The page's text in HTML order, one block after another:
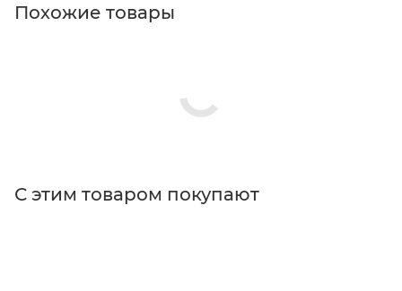
Похожие товары
С этим товаром покупают